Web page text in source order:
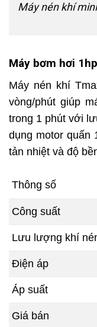
Máy nén khí
Máy bơm hơi
Máy nén khí
vòng/phút giúp
trong 1 phút với
dụng motor quấn
tản nhiệt và độ
Thông số
Công suất
Lưu lượng khí
Điện áp
Áp suất
Giá bán